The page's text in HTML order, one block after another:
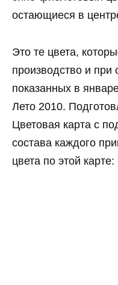
остающиеся в
Это те цвета,
производство и при
показанных в
Лето 2010.
Цветовая карта с
состава каждого
цвета по этой карте: